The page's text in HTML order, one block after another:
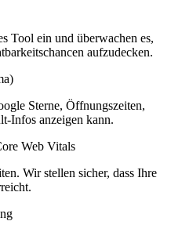
Tool ein und überwachen es,
aufzudecken.
Sterne, Öffnungszeiten,
Infos anzeigen kann.
Web Vitals
Wir stellen sicher, dass Ihre